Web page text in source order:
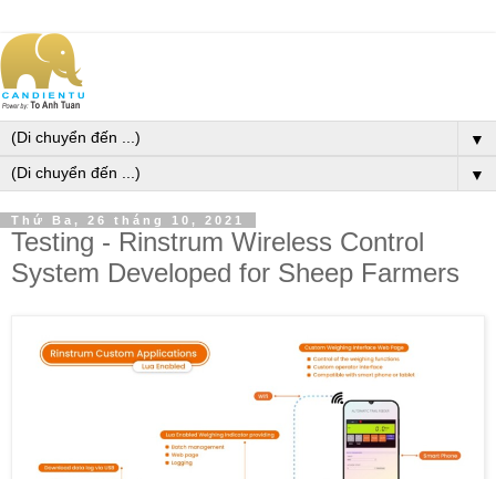
▼
▼
Thứ Ba, 26 tháng 10, 2021
Testing - Rinstrum Wireless Control
System Developed for Sheep Farmers